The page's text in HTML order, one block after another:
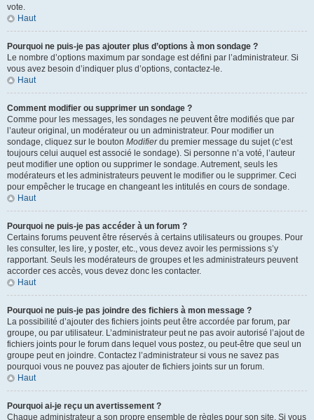
vote.
Haut
Pourquoi ne puis-je pas ajouter plus d’options à mon sondage ?
Le nombre d’options maximum par sondage est défini par l’administrateur. Si
vous avez besoin d’indiquer plus d’options, contactez-le.
Haut
Comment modifier ou supprimer un sondage ?
Comme pour les messages, les sondages ne peuvent être modifiés que par
l’auteur original, un modérateur ou un administrateur. Pour modifier un
sondage, cliquez sur le bouton Modifierdu premier message du sujet (c’est
toujours celui auquel est associé le sondage). Si personne n’a voté, l’auteur
peut modifier une option ou supprimer le sondage. Autrement, seuls les
modérateurs et les administrateurs peuvent le modifier ou le supprimer. Ceci
pour empêcher le trucage en changeant les intitulés en cours de sondage.
Haut
Pourquoi ne puis-je pas accéder à un forum ?
Certains forums peuvent être réservés à certains utilisateurs ou groupes. Pour
les consulter, les lire, y poster, etc., vous devez avoir les permissions s’y
rapportant. Seuls les modérateurs de groupes et les administrateurs peuvent
accorder ces accès, vous devez donc les contacter.
Haut
Pourquoi ne puis-je pas joindre des fichiers à mon message ?
La possibilité d’ajouter des fichiers joints peut être accordée par forum, par
groupe, ou par utilisateur. L’administrateur peut ne pas avoir autorisé l’ajout de
fichiers joints pour le forum dans lequel vous postez, ou peut-être que seul un
groupe peut en joindre. Contactez l’administrateur si vous ne savez pas
pourquoi vous ne pouvez pas ajouter de fichiers joints sur un forum.
Haut
Pourquoi ai-je reçu un avertissement ?
Chaque administrateur a son propre ensemble de règles pour son site. Si vous